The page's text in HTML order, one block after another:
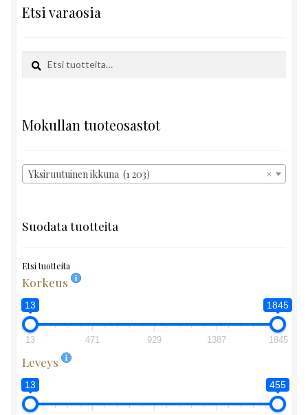
Etsi varaosia
Etsi:
Haku
Mokullan tuoteosastot
×
Yksiruutuinen ikkuna (1 203)
Suodata tuotteita
Etsi tuotteita
Korkeus
13 1845
13 471 929 1387 1845
Leveys
13 455